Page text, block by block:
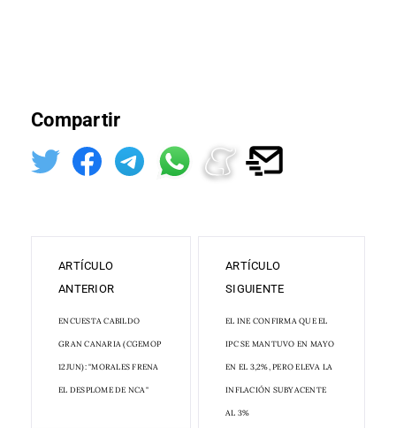
Compartir
ARTÍCULO
ANTERIOR
ENCUESTA CABILDO
GRAN CANARIA (CGEMOP
12JUN): "MORALES FRENA
EL DESPLOME DE NCA"
ARTÍCULO
SIGUIENTE
EL INE CONFIRMA QUE EL
IPC SE MANTUVO EN MAYO
EN EL 3,2%, PERO ELEVA LA
INFLACIÓN SUBYACENTE
AL 3%